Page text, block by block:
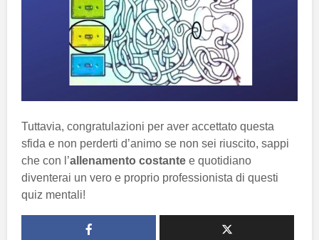
Tuttavia, congratulazioni per aver accettato questa
sfida e non perderti d’animo se non sei riuscito, sappi
che con l’allenamento costante e quotidiano
diventerai un vero e proprio professionista di questi
quiz mentali!